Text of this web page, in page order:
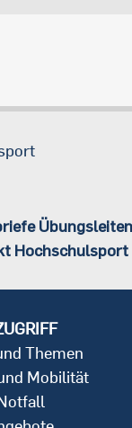
Hochschulsport
Themen
Mobilität